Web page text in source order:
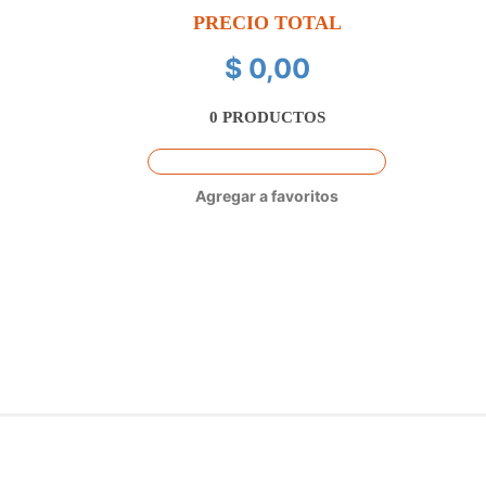
PRECIO TOTAL
$ 0,00
0 PRODUCTOS
Agregar a favoritos